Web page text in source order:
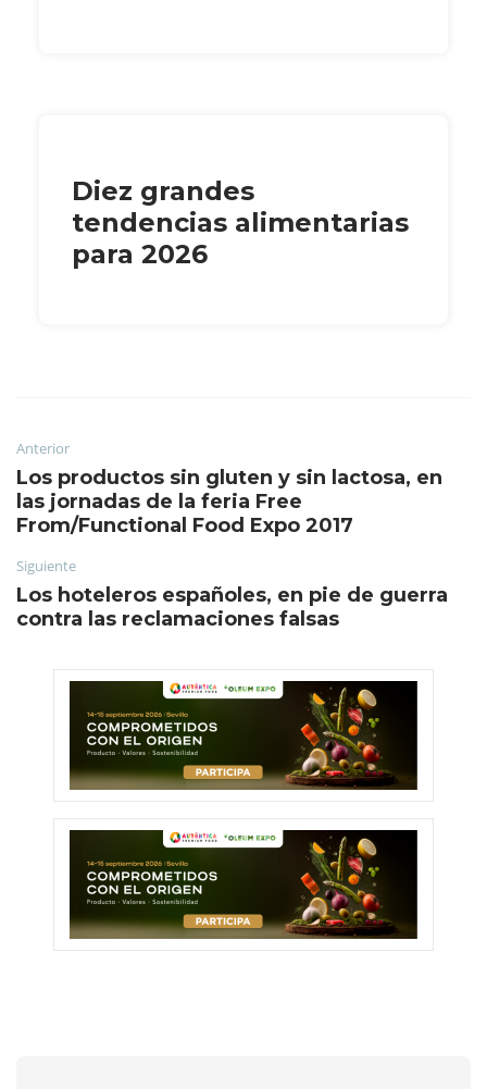
Diez grandes
tendencias alimentarias
para 2026
Anterior
Los productos sin gluten y sin lactosa, en
las jornadas de la feria Free
From/Functional Food Expo 2017
Siguiente
Los hoteleros españoles, en pie de guerra
contra las reclamaciones falsas